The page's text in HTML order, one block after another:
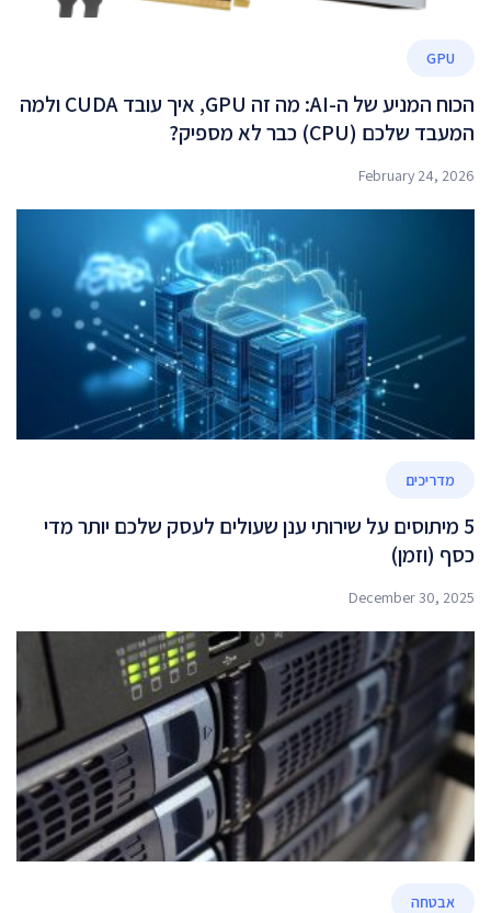
GPU
הכוח המניע של ה-AI: מה זה GPU, איך עובד CUDA ולמה
המעבד שלכם (CPU) כבר לא מספיק?
February 24, 2026
מדריכים
5 מיתוסים על שירותי ענן שעולים לעסק שלכם יותר מדי
כסף (וזמן)
December 30, 2025
אבטחה